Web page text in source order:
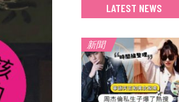
LATEST NEWS
新聞